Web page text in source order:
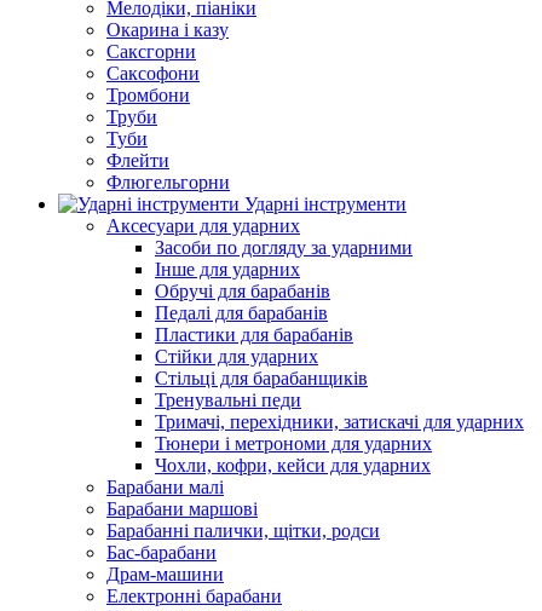
Мелодіки, піаніки
Окарина і казу
Саксгорни
Саксофони
Тромбони
Труби
Туби
Флейти
Флюгельгорни
Ударні інструменти
Аксесуари для ударних
Засоби по догляду за ударними
Інше для ударних
Обручі для барабанів
Педалі для барабанів
Пластики для барабанів
Стійки для ударних
Стільці для барабанщиків
Тренувальні педи
Тримачі, перехідники, затискачі для ударних
Тюнери і метрономи для ударних
Чохли, кофри, кейси для ударних
Барабани малі
Барабани маршові
Барабанні палички, щітки, родси
Бас-барабани
Драм-машини
Електронні барабани